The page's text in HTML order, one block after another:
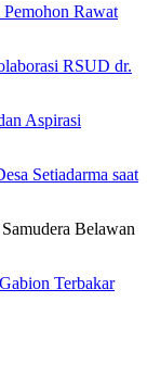
Rawat
RSUD dr.
Aspirasi
Setiadarma saat
Terbakar